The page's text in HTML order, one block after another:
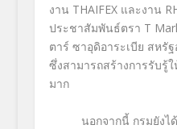
งาน THAIFEX และงาน
ประชาสัมพันธ์ตรา T
ตาร์ ซาอุดิอาระเบีย สหรั
ซึ่งสามารถสร้างการรับรู้
มาก
นอกจากนี้ กรมยังไ